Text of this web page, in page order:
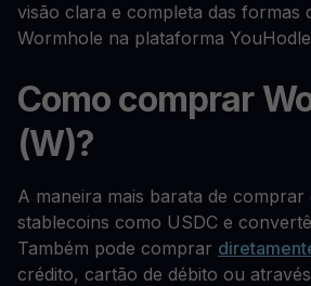
visão clara e completa das formas
Wormhole na plataforma
Como comprar
(W)?
A maneira mais barata de comprar
stablecoins como USDC e
Também pode comprar
crédito, cartão de débito ou